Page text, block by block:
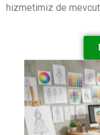
hizmetimiz de